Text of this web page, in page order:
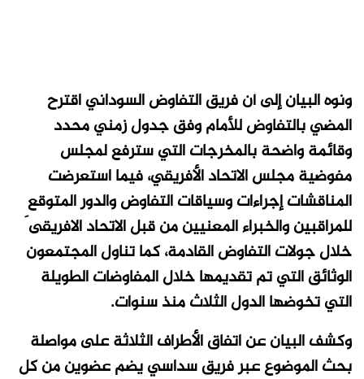
ونوه البيان إلى أن فريق التفاوض السوداني اقترح
المضي بالتفاوض للأمام وفق جدول زمني محدد
وقائمة واضحة بالمخرجات التي سترفع لمجلس
مفوضية مجلس الاتحاد الأفريقي، فيما استعرضت
المناقشات إجراءات وسياقات التفاوض والدور المتوقع
للمراقبين والخبراء المعنيين من قبل الاتحاد الافريقى َ
خلال جولات التفاوض القادمة، كما تناول المجتمعون
الوثائق التي تم تقديمها خلال المفاوضات الطويلة
التي تخوضها الدول الثلاث منذ سنوات.
وكشف البيان عن اتفاق الأطراف الثلاثة على مواصلة
بحث الموضوع عبر فريق سداسي يضم عضوين من كل